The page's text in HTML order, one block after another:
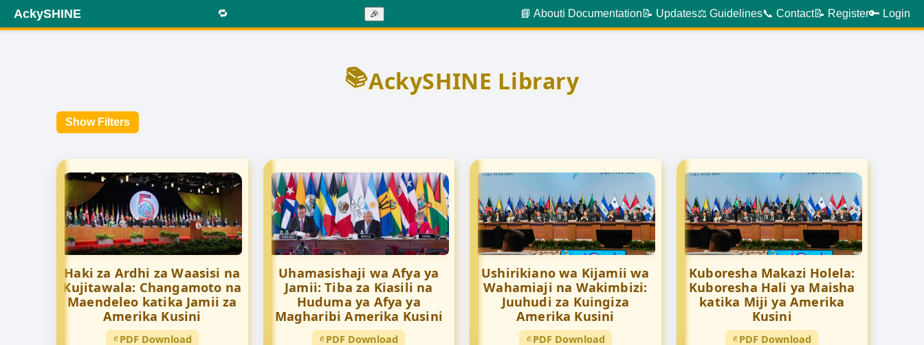
AckySHINE 🔁 🎉 📘 Aboutℹ️ Documentation 📝 Updates⚖️ Guidelines📞 Contact📝 Register🔑 Login
📚AckySHINE Library
Show Filters
Haki za Ardhi za Waasisi na
Kujitawala: Changamoto na
Maendeleo katika Jamii za
Amerika Kusini
PDF Download
Uhamasishaji wa Afya ya
Jamii: Tiba za Kiasili na
Huduma ya Afya ya
Magharibi Amerika Kusini
PDF Download
Ushirikiano wa Kijamii wa
Wahamiaji na Wakimbizi:
Juuhudi za Kuingiza
Amerika Kusini
PDF Download
Kuboresha Makazi Holela:
Kuboresha Hali ya Maisha
katika Miji ya Amerika
Kusini
PDF Download